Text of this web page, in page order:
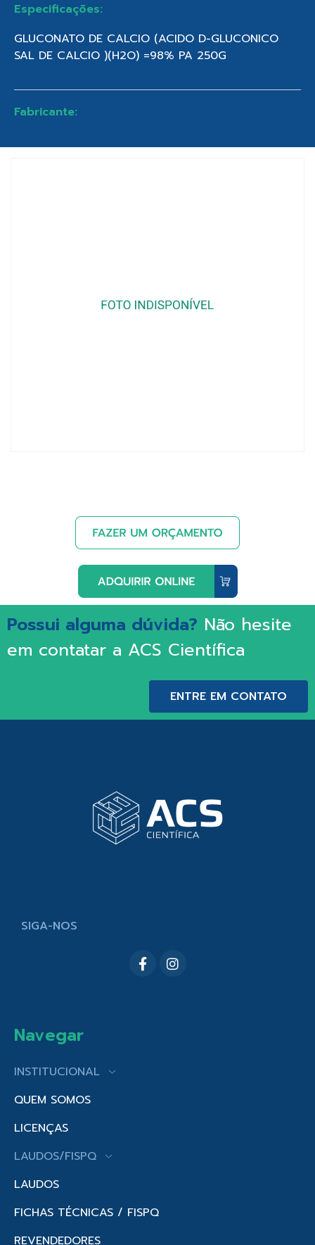
Especificações:
GLUCONATO DE CALCIO (ACIDO D-GLUCONICO
SAL DE CALCIO )(H2O) =98% PA 250G
Fabricante:
Possui alguma dúvida? Não hesite
em contatar a ACS Científica
ENTRE EM CONTATO
SIGA-NOS
Navegar
INSTITUCIONAL
QUEM SOMOS
LICENÇAS
LAUDOS/FISPQ
LAUDOS
FICHAS TÉCNICAS / FISPQ
REVENDEDORES